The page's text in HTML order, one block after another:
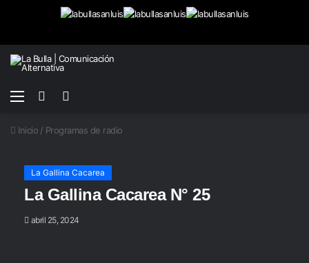
Menú
Buscar
Inicio / Programas de radio
La Gallina Cacarea
La Gallina Cacarea N° 25
abril 25, 2024